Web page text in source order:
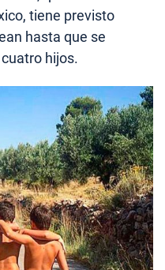
tiene previsto
hasta que se
hijos.